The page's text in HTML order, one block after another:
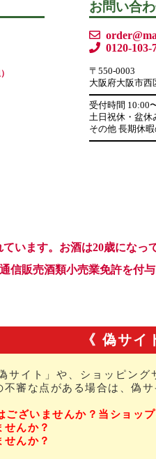
《 偽サイ
サイト」や、ショッピン
審な点がある場合は、偽
ございませんか？当ショッ
せんか？
せんか？